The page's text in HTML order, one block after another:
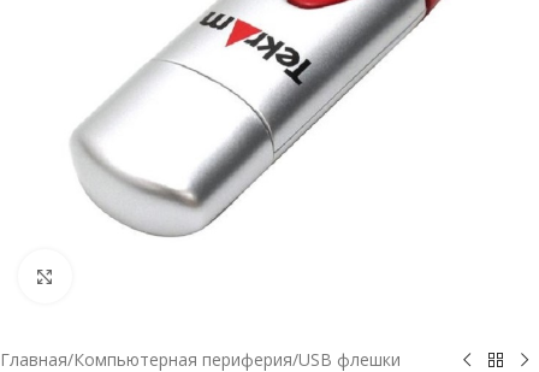
Главная/Компьютерная периферия/USB флешки